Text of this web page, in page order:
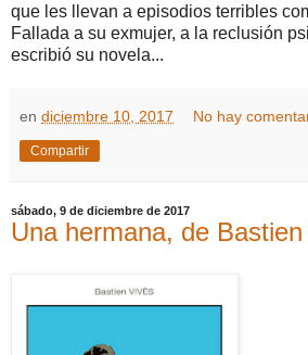
que les llevan a episodios terribles
Fallada a su exmujer, a la reclusión
escribió su novela...
en diciembre 10, 2017 No hay
Compartir
sábado, 9 de diciembre de 2017
Una hermana, de